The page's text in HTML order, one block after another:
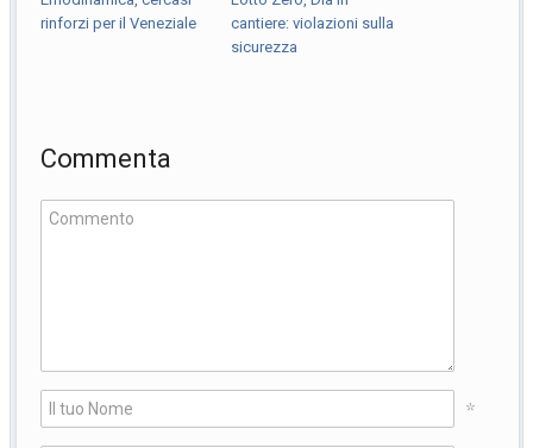
rinforzi per il Veneziale
cantiere: violazioni sulla
sicurezza
Commenta
*